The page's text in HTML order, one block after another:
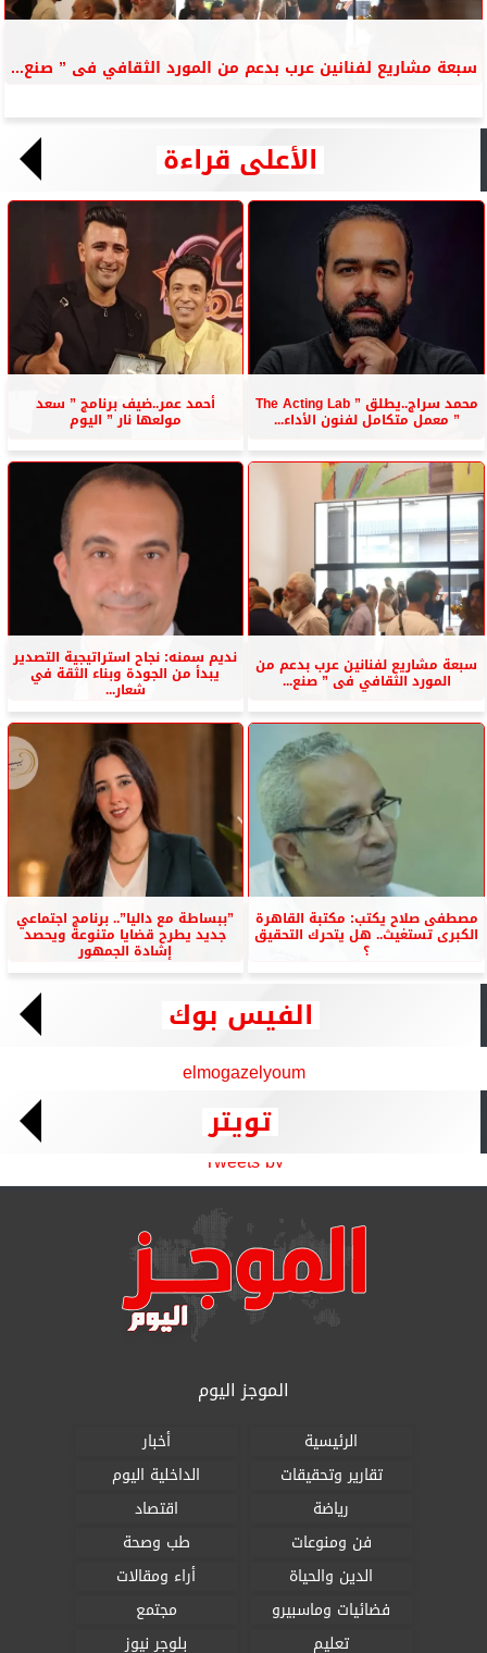
سبعة مشاريع لفنانين عرب بدعم من المورد الثقافي فى ” صنع...
الأعلى قراءة
محمد سراج..يطلق ” The Acting Lab
” معمل متكامل لفنون الأداء...
أحمد عمر..ضيف برنامج ” سعد
مولعها نار ” اليوم
سبعة مشاريع لفنانين عرب بدعم من
المورد الثقافي فى ” صنع...
نديم سمنه: نجاح استراتيجية التصدير
يبدأ من الجودة وبناء الثقة في
شعار...
مصطفى صلاح يكتب: مكتبة القاهرة
الكبرى تستغيث.. هل يتحرك التحقيق
؟
”ببساطة مع داليا”.. برنامج اجتماعي
جديد يطرح قضايا متنوعة ويحصد
إشادة الجمهور
الفيس بوك
elmogazelyoum
تويتر
Tweets by
الموجز اليوم
الرئيسية
أخبار
تقارير وتحقيقات
الداخلية اليوم
رياضة
اقتصاد
فن ومنوعات
طب وصحة
الدين والحياة
أراء ومقالات
فضائيات وماسبيرو
مجتمع
تعليم
بلوجر نيوز